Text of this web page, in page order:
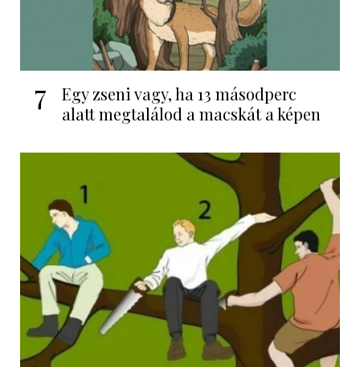
7
Egy zseni vagy, ha 13 másodperc
alatt megtalálod a macskát a képen